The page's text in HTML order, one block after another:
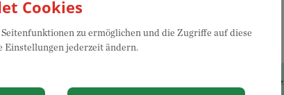
Diese Veranstaltung ist für
Cookies
zu ermöglichen und die Zugriffe auf diese
Einstellungen jederzeit ändern.